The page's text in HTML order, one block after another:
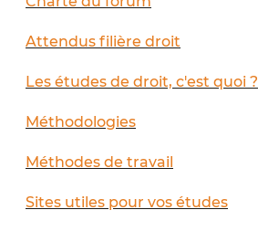
Attendus filière droit
Les études de droit, c'est quoi ?
Méthodologies
Méthodes de travail
Sites utiles pour vos études